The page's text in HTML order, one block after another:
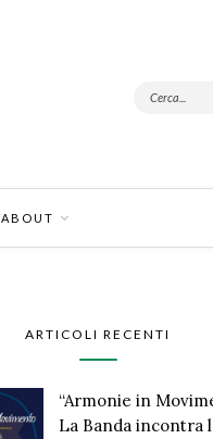
ABOUT
ARTICOLI RECENTI
“Armonie in
La Banda incontra